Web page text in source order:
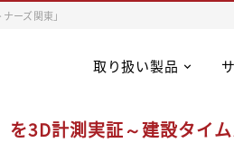
ーズ関東」
取り扱い製品
3D計測実証～建設タイ